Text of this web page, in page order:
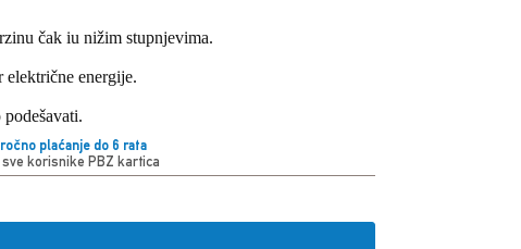
čak iu nižim stupnjevima.
energije.
plaćanje do 6 rata
sve korisnike PBZ kartica